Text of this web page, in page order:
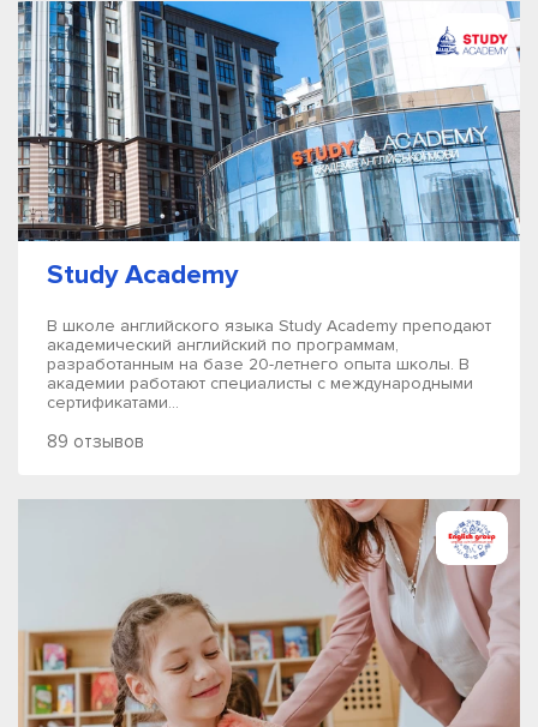
Study Academy
В школе английского языка Study Academy преподают
академический английский по программам,
разработанным на базе 20-летнего опыта школы. В
академии работают специалисты с международными
сертификатами...
89 отзывов